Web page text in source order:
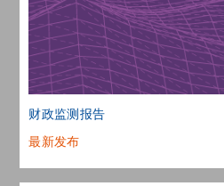
财政监测报告
最新发布